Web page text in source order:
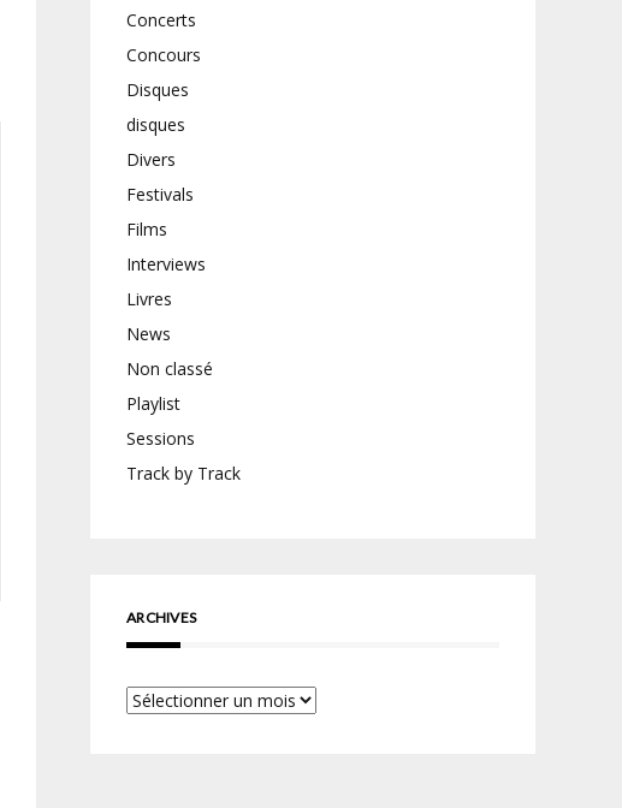
Concerts
Concours
Disques
disques
Divers
Festivals
Films
Interviews
Livres
News
Non classé
Playlist
Sessions
Track by Track
ARCHIVES
Archives